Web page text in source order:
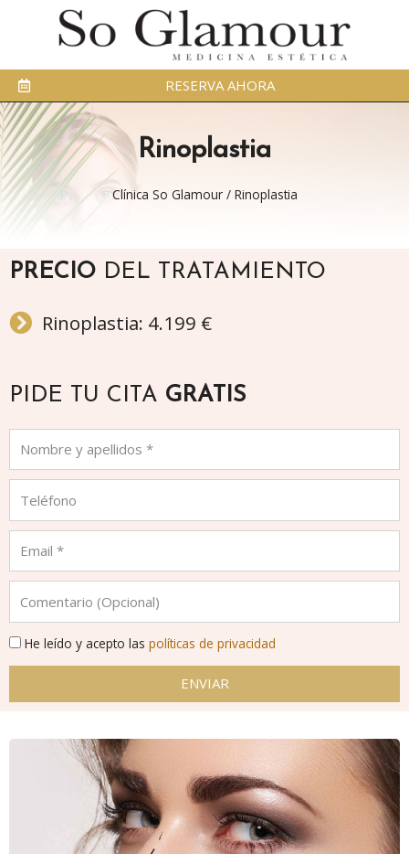
RESERVA AHORA
Rinoplastia
Clínica So Glamour/ Rinoplastia
PRECIO DEL TRATAMIENTO
Rinoplastia: 4.199 €
PIDE TU CITA GRATIS
He leído y acepto las políticas de privacidad
ENVIAR